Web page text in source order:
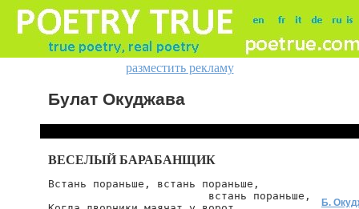
разместить рекламу
Булат Окуджава
ВЕСЕЛЫЙ БАРАБАНЩИК
Встань пораньше, встань пораньше,
                         встань пораньше,
Б.